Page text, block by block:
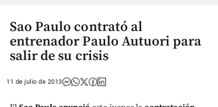
Sao Paulo contrató al
entrenador Paulo Autuori para
salir de su crisis
11 de julio de 2013